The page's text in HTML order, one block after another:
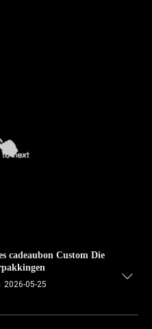
cadeaubon Custom Die
2026-05-25